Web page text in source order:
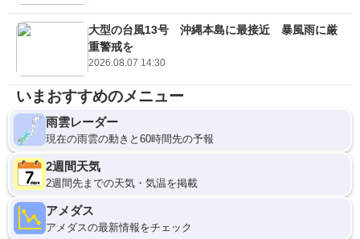
大型の台風13号 沖縄本島に最接近 暴風雨に厳
重警戒を
2026.08.07 14:30
いまおすすめのメニュー
雨雲レーダー
現在の雨雲の動きと60時間先の予報
2週間天気
2週間先までの天気・気温を掲載
アメダス
アメダスの最新情報をチェック